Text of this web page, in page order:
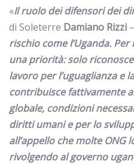
«Il ruolo dei difensori dei
di Soleterre Damiano Rizzi –
rischio come l’Uganda.
una priorità: solo
lavoro per l’uguaglianza e
contribuisce fattivamente
globale, condizioni
diritti umani e per lo
all’appello che molte
rivolgendo al governo